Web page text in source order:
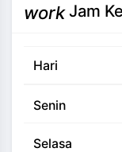
workJam
Hari
Senin
Selasa